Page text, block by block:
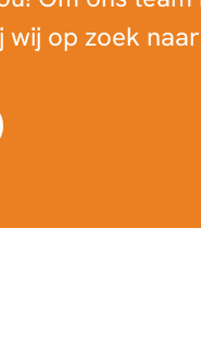
op zoek